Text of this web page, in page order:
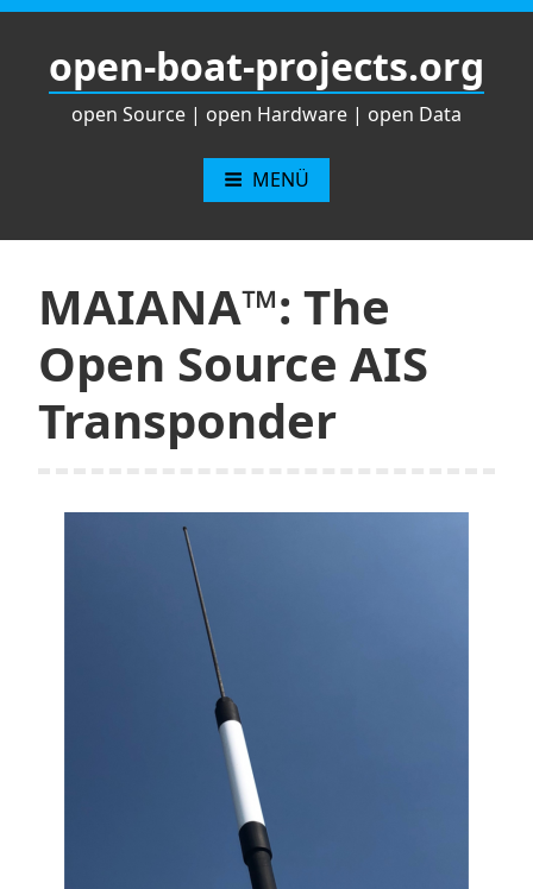
Zum
springenopen-boat-projects.org
open Source | open Hardware | open Data
MENÜ
MAIANA™: The
Open Source AIS
Transponder